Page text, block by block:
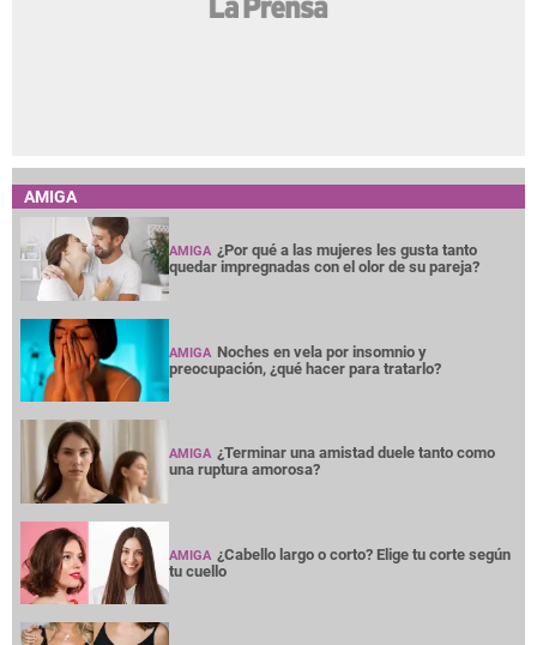
AMIGA
AMIGA ¿Por qué a las mujeres les gusta tanto
quedar impregnadas con el olor de su pareja?
AMIGA Noches en vela por insomnio y
preocupación, ¿qué hacer para tratarlo?
AMIGA ¿Terminar una amistad duele tanto como
una ruptura amorosa?
AMIGA ¿Cabello largo o corto? Elige tu corte según
tu cuello